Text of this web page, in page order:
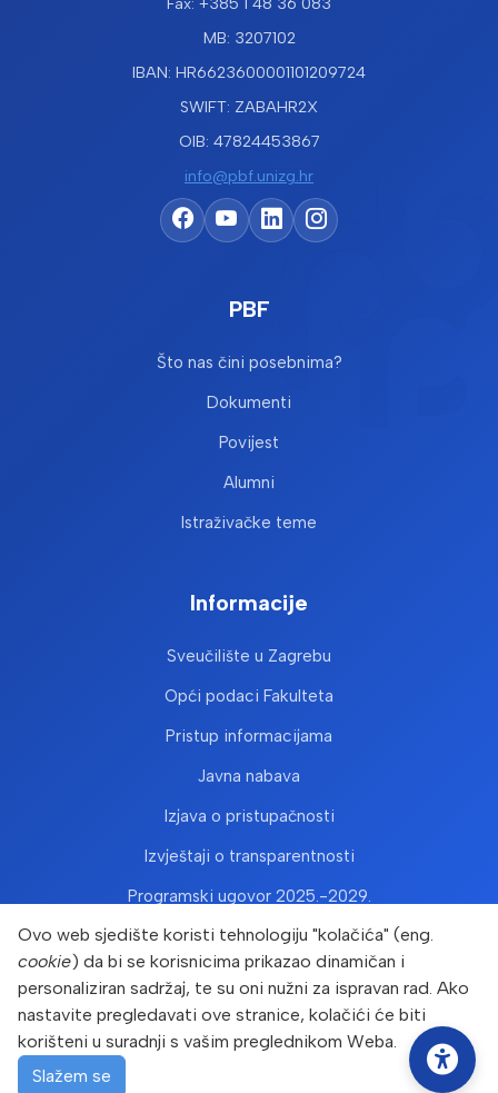
Ovo web sjedište koristi tehnologiju "kolačića" (eng.
cookie) da bi se korisnicima prikazao dinamičan i
personaliziran sadržaj, te su oni nužni za ispravan rad. Ako
nastavite pregledavati ove stranice, kolačići će biti
korišteni u suradnji s vašim preglednikom Weba.
Slažem se
MB: 3207102
IBAN: HR6623600001101209724
SWIFT: ZABAHR2X
OIB: 47824453867
info@pbf.unizg.hr
PBF
Što nas čini posebnima?
Dokumenti
Povijest
Alumni
Istraživačke teme
Informacije
Sveučilište u Zagrebu
Opći podaci Fakulteta
Pristup informacijama
Javna nabava
Izjava o pristupačnosti
Izvještaji o transparentnosti
Programski ugovor 2025.-2029.
Copyright © Prehrambeno-biotehnološki fakultet 2026. Sva